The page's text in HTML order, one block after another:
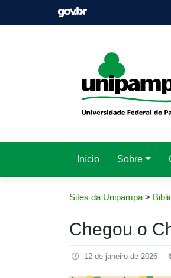
Início Sobre
Sites da Unipampa>
Chegou o
12 de janeiro de 2026